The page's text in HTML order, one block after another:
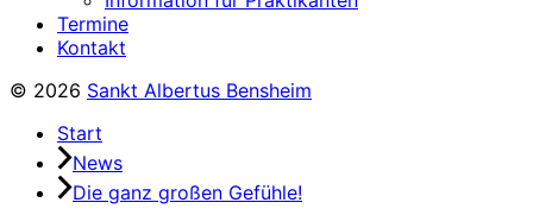
Termine
Kontakt
© 2026 Sankt Albertus Bensheim
Start
News
Die ganz großen Gefühle!